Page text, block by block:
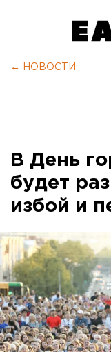
← НОВОСТИ
В День
будет
избой и